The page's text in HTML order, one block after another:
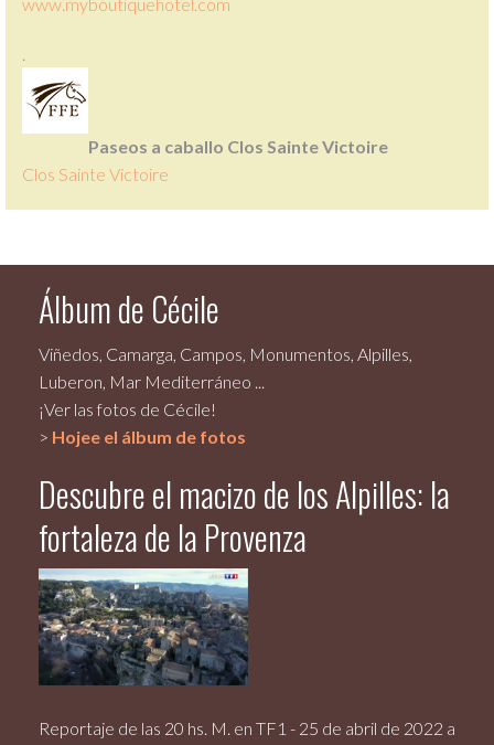
.
Paseos a caballo Clos Sainte Victoire
Clos Sainte Victoire
Álbum de Cécile
Viñedos, Camarga, Campos, Monumentos, Alpilles,
Luberon, Mar Mediterráneo ...
¡Ver las fotos de Cécile!
> Hojee el álbum de fotos
Descubre el macizo de los Alpilles: la
fortaleza de la Provenza
Reportaje de las 20 hs. M. en TF1 - 25 de abril de 2022 a